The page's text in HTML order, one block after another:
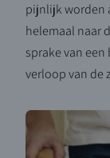
pijnlijk worden
helemaal naar
sprake van
verloop van de